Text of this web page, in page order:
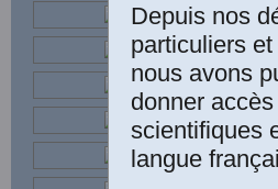
Depuis nos
particuliers
nous avons
donner
scientifiques
langue